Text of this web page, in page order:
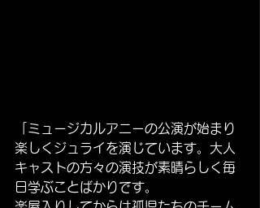
「ミュージカルアニーの公演が始まり
楽しくジュライを演じています。大人
キャストの方々の演技が素晴らしく毎
日学ぶことばかりです。